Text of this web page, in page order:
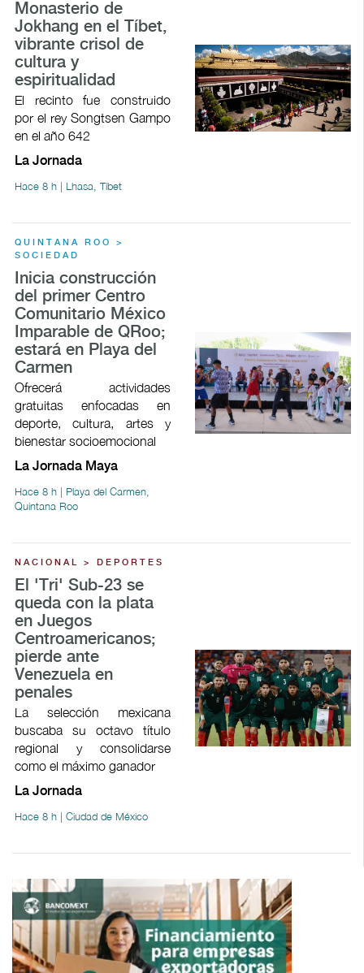
Monasterio de
Jokhang en el Tíbet,
vibrante crisol de
cultura y
espiritualidad
El recinto fue construido
por el rey Songtsen Gampo
en el año 642
La Jornada
Hace 8 h | Lhasa, Tíbet
QUINTANA ROO >
SOCIEDAD
Inicia construcción
del primer Centro
Comunitario México
Imparable de QRoo;
estará en Playa del
Carmen
Ofrecerá actividades
gratuitas enfocadas en
deporte, cultura, artes y
bienestar socioemocional
La Jornada Maya
Hace 8 h | Playa del Carmen,
Quintana Roo
NACIONAL > DEPORTES
El 'Tri' Sub-23 se
queda con la plata
en Juegos
Centroamericanos;
pierde ante
Venezuela en
penales
La selección mexicana
buscaba su octavo título
regional y consolidarse
como el máximo ganador
La Jornada
Hace 8 h | Ciudad de México